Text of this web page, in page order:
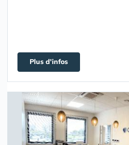
Plus d'infos